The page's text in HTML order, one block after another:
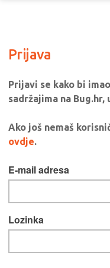
Prijava
Prijavi se kako bi
sadržajima na
Ako još nemaš
ovdje.
E-mail adresa
Lozinka